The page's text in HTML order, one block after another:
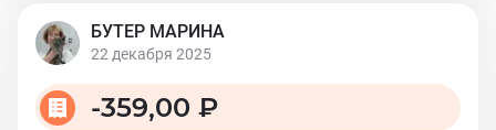
БУТЕР МАРИНА
22 декабря 2025
-359,00 ₽